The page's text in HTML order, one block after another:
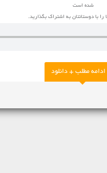
شده است
را با دوستانتان به اشتراک بگذارید.
ادامه مطلب + دانلود